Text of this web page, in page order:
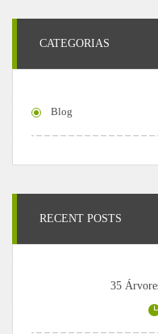
CATEGORIAS
Blog
RECENT POSTS
35